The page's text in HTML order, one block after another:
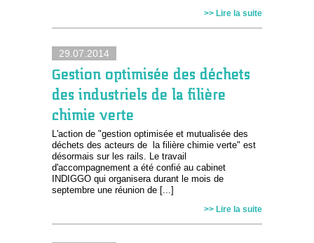
>> Lire la suite
29.07.2014
Gestion optimisée des déchets
des industriels de la filière
chimie verte
L'action de "gestion optimisée et mutualisée des
déchets des acteurs de la filière chimie verte" est
désormais sur les rails. Le travail
d'accompagnement a été confié au cabinet
INDIGGO qui organisera durant le mois de
septembre une réunion de [...]
>> Lire la suite